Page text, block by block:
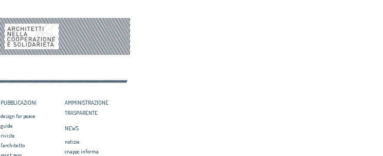
svilito interesse pubblico'
Periferie, tutti i vincitori del concorso Cna-
Mibact per riqualificare 10 aree urbane
degradate
PUBBLICAZIONI
design for peace
guide
riviste
l'architetto
AMMINISTRAZIONE
TRASPARENTE
NEWS
notizie
cnappc informa